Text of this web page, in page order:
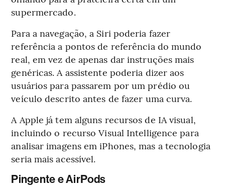
supermercado.
Para a navegação, a Siri poderia fazer
referência a pontos de referência do mundo
real, em vez de apenas dar instruções mais
genéricas. A assistente poderia dizer aos
usuários para passarem por um prédio ou
veículo descrito antes de fazer uma curva.
A Apple já tem alguns recursos de IA visual,
incluindo o recurso Visual Intelligence para
analisar imagens em iPhones, mas a tecnologia
seria mais acessível.
Pingente e AirPods